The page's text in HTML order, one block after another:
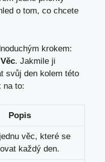
o tom, co chcete
krokem:
. Jakmile ji
svůj den kolem této
na to:
Popis
věc, které se
každý den.